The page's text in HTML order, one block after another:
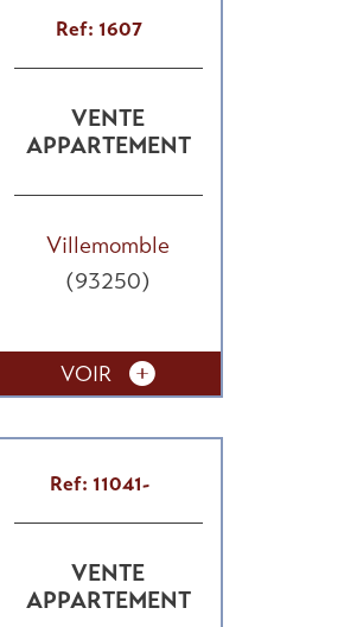
Ref: 1607
VENTE
APPARTEMENT
Villemomble
(93250)
VOIR
Ref: 11041-
VENTE
APPARTEMENT